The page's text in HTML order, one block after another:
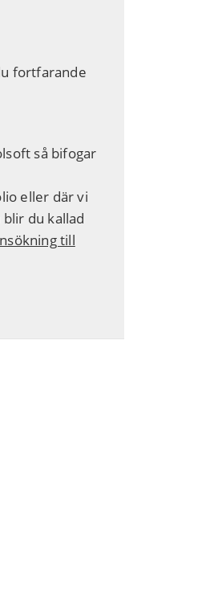
fortfarande
så bifogar
eller där vi
du kallad
till